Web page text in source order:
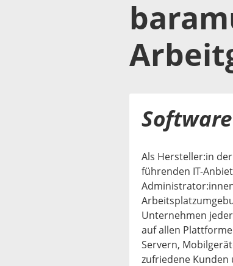
Als Hersteller:in
führenden IT-
Unternehmen
auf allen
Servern,
zufriedene Kunden